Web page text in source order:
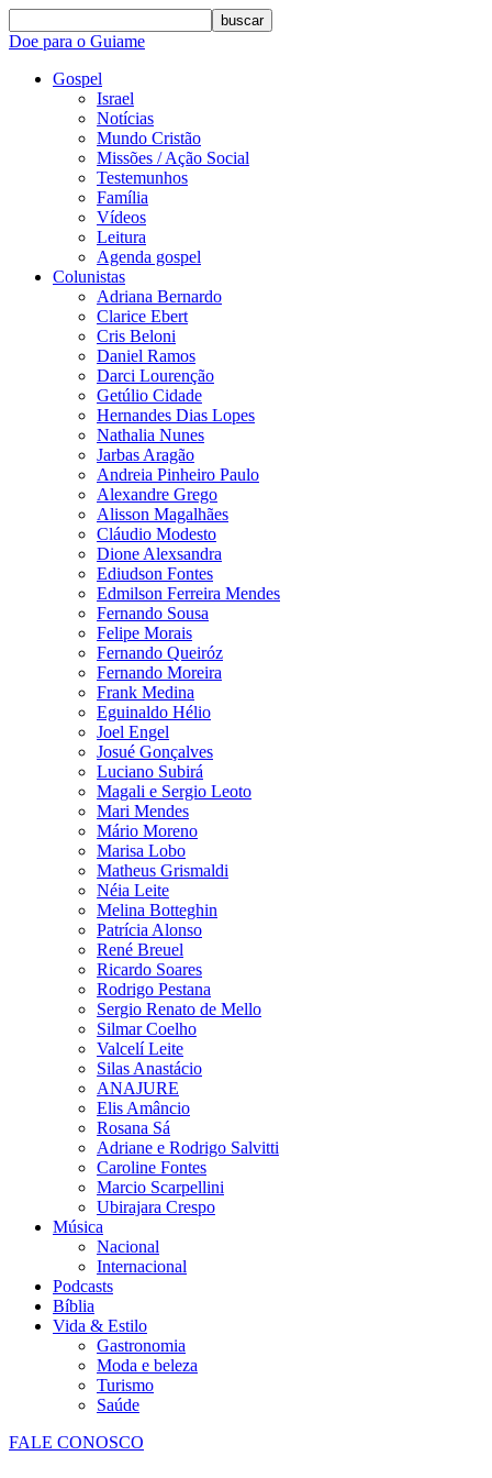
buscar
Doe para o Guiame
Gospel
Israel
Notícias
Mundo Cristão
Missões / Ação Social
Testemunhos
Família
Vídeos
Leitura
Agenda gospel
Colunistas
Adriana Bernardo
Clarice Ebert
Cris Beloni
Daniel Ramos
Darci Lourenção
Getúlio Cidade
Hernandes Dias Lopes
Nathalia Nunes
Jarbas Aragão
Andreia Pinheiro Paulo
Alexandre Grego
Alisson Magalhães
Cláudio Modesto
Dione Alexsandra
Ediudson Fontes
Edmilson Ferreira Mendes
Fernando Sousa
Felipe Morais
Fernando Queiróz
Fernando Moreira
Frank Medina
Eguinaldo Hélio
Joel Engel
Josué Gonçalves
Luciano Subirá
Magali e Sergio Leoto
Mari Mendes
Mário Moreno
Marisa Lobo
Matheus Grismaldi
Néia Leite
Melina Botteghin
Patrícia Alonso
René Breuel
Ricardo Soares
Rodrigo Pestana
Sergio Renato de Mello
Silmar Coelho
Valcelí Leite
Silas Anastácio
ANAJURE
Elis Amâncio
Rosana Sá
Adriane e Rodrigo Salvitti
Caroline Fontes
Marcio Scarpellini
Ubirajara Crespo
Música
Nacional
Internacional
Podcasts
Bíblia
Vida & Estilo
Gastronomia
Moda e beleza
Turismo
Saúde
FALE CONOSCO